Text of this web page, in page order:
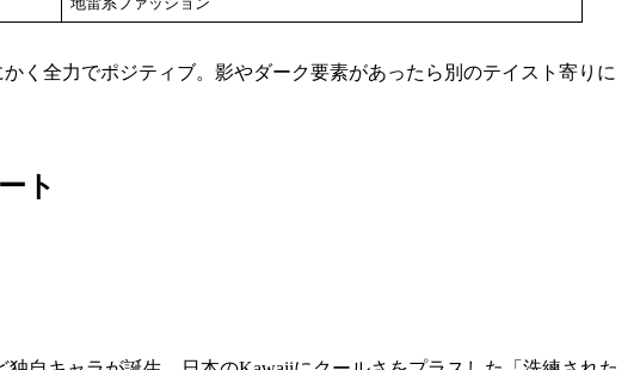
く全力でポジティブ。影やダーク要素があったら別のテイスト寄りに
ト